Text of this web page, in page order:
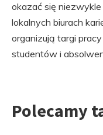
okazać się
lokalnych biurach
organizują targi
studentów i
Polecamy